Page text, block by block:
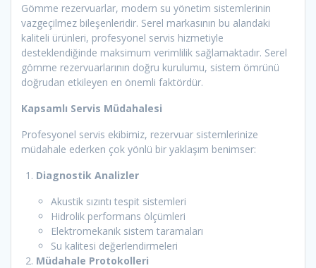
Gömme rezervuarlar, modern su yönetim sistemlerinin
vazgeçilmez bileşenleridir. Serel markasının bu alandaki
kaliteli ürünleri, profesyonel servis hizmetiyle
desteklendiğinde maksimum verimlilik sağlamaktadır. Serel
gömme rezervuarlarının doğru kurulumu, sistem ömrünü
doğrudan etkileyen en önemli faktördür.
Kapsamlı Servis Müdahalesi
Profesyonel servis ekibimiz, rezervuar sistemlerinize
müdahale ederken çok yönlü bir yaklaşım benimser:
Diagnostik Analizler
Akustik sızıntı tespit sistemleri
Hidrolik performans ölçümleri
Elektromekanik sistem taramaları
Su kalitesi değerlendirmeleri
Müdahale Protokolleri